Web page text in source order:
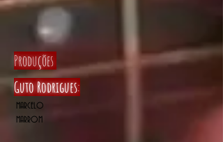
Produções
Guto Rodrigues:
MARCELO
MARROM